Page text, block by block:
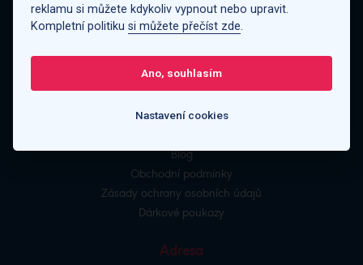
O Jipce
Rozřazovací testy
Kde učíme
Možnosti platby
Blog
Obchodní podmínky
Zásady ochrany osobních údajů
Dárkové poukazy
Adresa
reklamu si můžete kdykoliv vypnout nebo upravit.
Kompletní politikusi můžete přečíst zde.
Ano, souhlasím
Nastavení cookies